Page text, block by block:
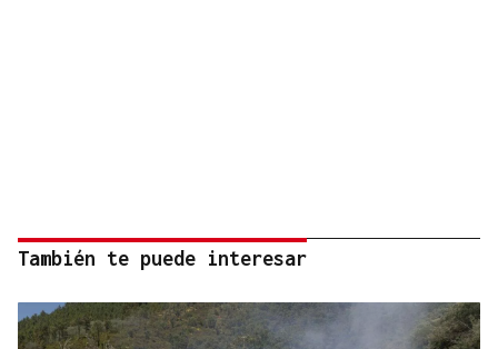
También te puede interesar